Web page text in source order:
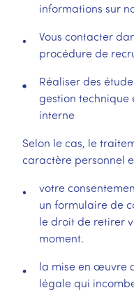
informations sur
Vous contacter
procédure de
Réaliser des
gestion technique
interne
Selon le cas, le
caractère personnel
votre
un formulaire de
le droit de retirer
moment.
la mise en œuvre
légale qui